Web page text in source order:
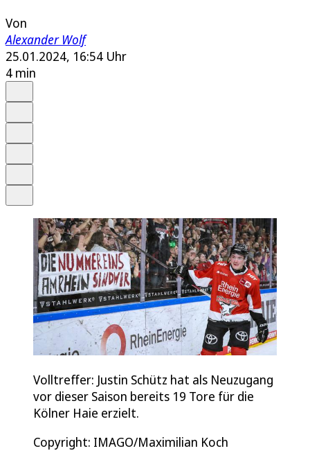
Von
Alexander Wolf
25.01.2024, 16:54 Uhr
4 min
Volltreffer: Justin Schütz hat als Neuzugang
vor dieser Saison bereits 19 Tore für die
Kölner Haie erzielt.
Copyright: IMAGO/Maximilian Koch